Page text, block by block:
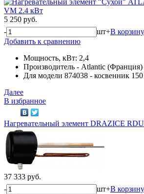
5 250 руб.
-
шт+В корзину
Добавить к сравнению
Мощность, кВт: 2,4
Производитель - Atlantic (Франция)
Для модели 874038 - косвенник 150
Далее
В избранное
Нагревательный элемент DRAZICE
37 333 руб.
-
шт+В корзину